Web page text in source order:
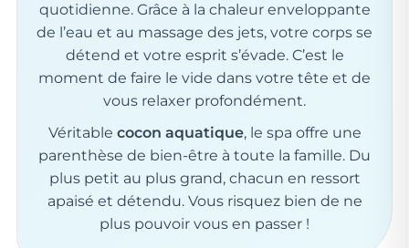
quotidienne. Grâce à la chaleur enveloppante
de l’eau et au massage des jets, votre corps se
détend et votre esprit s’évade. C’est le
moment de faire le vide dans votre tête et de
vous relaxer profondément.
Véritable cocon aquatique, le spa offre une
parenthèse de bien-être à toute la famille. Du
plus petit au plus grand, chacun en ressort
apaisé et détendu. Vous risquez bien de ne
plus pouvoir vous en passer !